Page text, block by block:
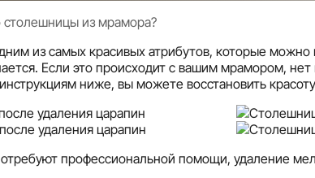
столешницы из мрамора?
из самых красивых атрибутов, которые
Если это происходит с вашим мрамором,
ниже, вы можете восстановить
профессиональной помощи, удаление